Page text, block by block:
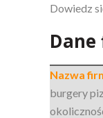
Dowiedz
Nazwa
burgery